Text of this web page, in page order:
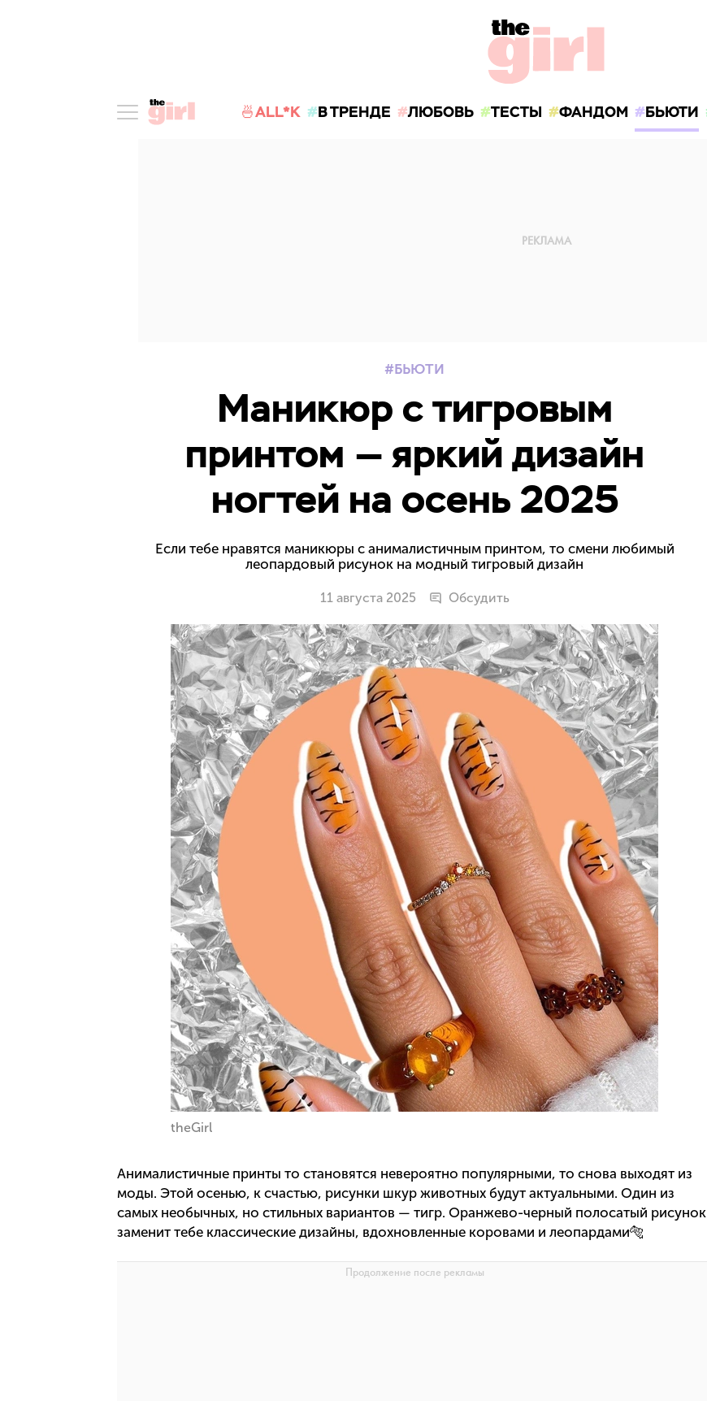
🍜ALL*K В ТРЕНДЕ ЛЮБОВЬ ТЕСТЫ ФАНДОМ БЬЮТИ
БЬЮТИ
Маникюр с тигровым
принтом — яркий дизайн
ногтей на осень 2025
Если тебе нравятся маникюры с анималистичным принтом, то смени любимый
леопардовый рисунок на модный тигровый дизайн
11 августа 2025 Обсудить
theGirl
Анималистичные принты то становятся невероятно популярными, то снова выходят из
моды. Этой осенью, к счастью, рисунки шкур животных будут актуальными. Один из
самых необычных, но стильных вариантов — тигр. Оранжево-черный полосатый рисунок
заменит тебе классические дизайны, вдохновленные коровами и леопардами🐅